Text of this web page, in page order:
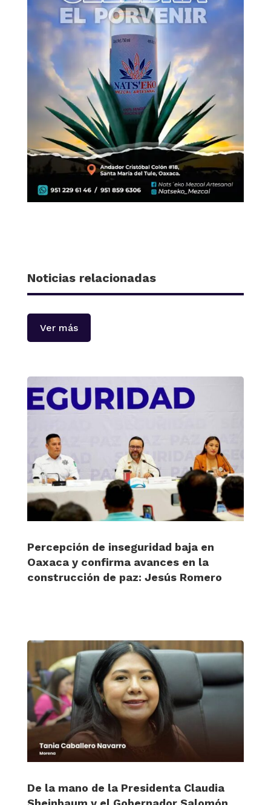
Noticias relacionadas
Ver más
Percepción de inseguridad baja en
Oaxaca y confirma avances en la
construcción de paz: Jesús Romero
De la mano de la Presidenta Claudia